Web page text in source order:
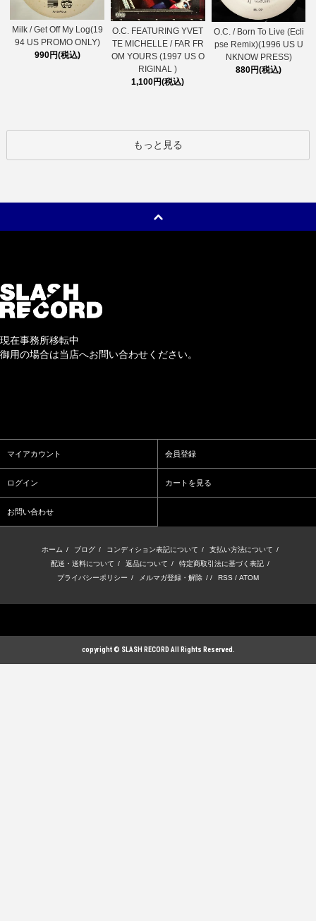
Milk / Get Off My Log(19
94 US PROMO ONLY)
990円(税込)
O.C. FEATURING YVET
TE MICHELLE / FAR FR
OM YOURS (1997 US O
RIGINAL )
1,100円(税込)
O.C. / Born To Live (Ecli
pse Remix)(1996 US U
NKNOW PRESS)
880円(税込)
もっと見る
現在事務所移転中
御用の場合は当店へお問い合わせください。
マイアカウント 会員登録
ログイン カートを見る
お問い合わせ
ホーム / ブログ / コンディション表記について / 支払い方法について /
配送・送料について / 返品について / 特定商取引法に基づく表記 /
プライバシーポリシー / メルマガ登録・解除 / / RSS / ATOM
copyright © SLASH RECORD All Rights Reserved.